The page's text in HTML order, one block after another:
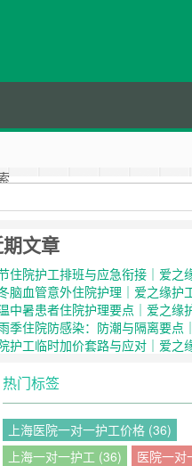
文章
住院护工排班与应急衔接｜爱之
脑血管意外住院护理｜爱之缘护
中暑患者住院护理要点｜爱之缘
季住院防感染：防潮与隔离要点
护工临时加价套路与应对｜爱之
热门标签
上海医院一对一护工价格 (36)
上海一对一护工 (36)
医院一对